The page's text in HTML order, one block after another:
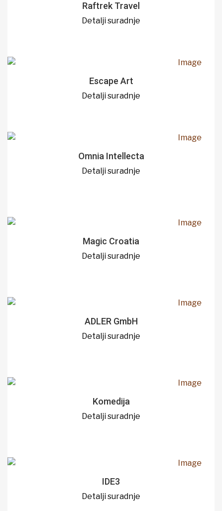
Raftrek Travel
Detalji suradnje
Escape Art
Detalji suradnje
Omnia Intellecta
Detalji suradnje
Magic Croatia
Detalji suradnje
ADLER GmbH
Detalji suradnje
Komedija
Detalji suradnje
IDE3
Detalji suradnje